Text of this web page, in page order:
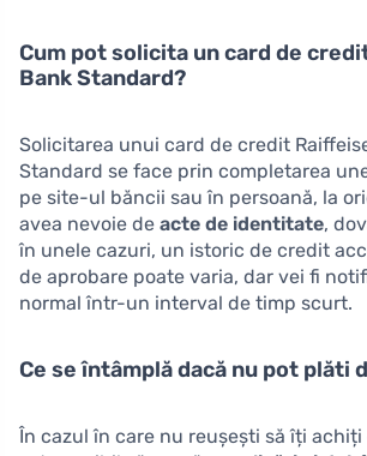
Cum pot solicita un card de
Bank Standard?
Solicitarea unui card de credit
Standard se face prin completarea
pe site-ul băncii sau în persoană, la
avea nevoie de acte de identitate,
în unele cazuri, un istoric de credit
de aprobare poate varia, dar vei fi
normal într-un interval de timp scurt.
Ce se întâmplă dacă nu pot plăti
În cazul în care nu reușești să îți